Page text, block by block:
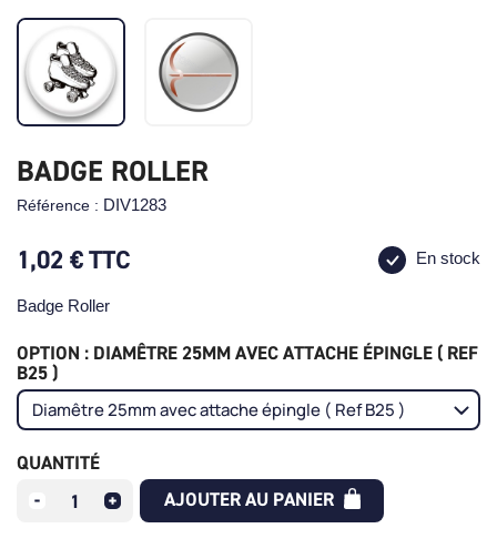
BADGE ROLLER
Référence : DIV1283
1,02 €TTC En stock
Badge Roller
OPTION : DIAMÊTRE 25MM AVEC ATTACHE ÉPINGLE ( REF
B25 )
QUANTITÉ
AJOUTER AU PANIER